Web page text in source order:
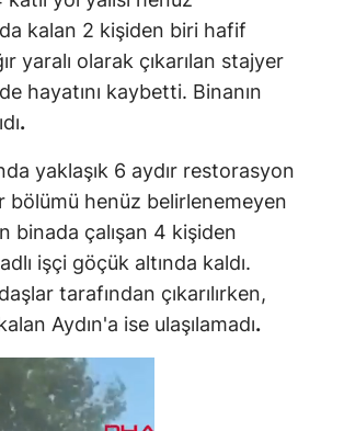
kalan 2 kişiden biri hafif
yaralı olarak çıkarılan stajyer
hayatını kaybetti. Binanın
.
yaklaşık 6 aydır restorasyon
bölümü henüz belirlenemeyen
binada çalışan 4 kişiden
işçi göçük altında kaldı.
tarafından çıkarılırken,
Aydın'a ise ulaşılamadı.